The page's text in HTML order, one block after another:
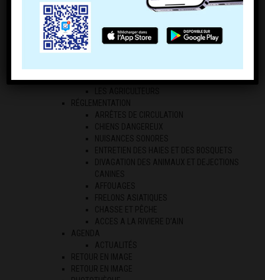
ACCUEIL
LE VILLAGE
HISTOIRE
COMMERCE
ECONOMIE LOCALE
LES PROFESSIONNELS
RÉGLEMENTATION
ARRÊTES DE CIRCULATION
CHIENS DANGEREUX
NUISANCES SONORES
ENTRETIEN DES HAIES ET DES BOSQUETS
DIVAGATION DES ANIMAUX ET DEJECTIONS
CANINES
AFFOUAGES
FRELONS ASIATIQUES
CHASSE ET PÊCHE
ACCES A LA RIVIERE D’AIN
AGENDA
ACTUALITÉS
RETOUR EN IMAGE
RETOUR EN IMAGE